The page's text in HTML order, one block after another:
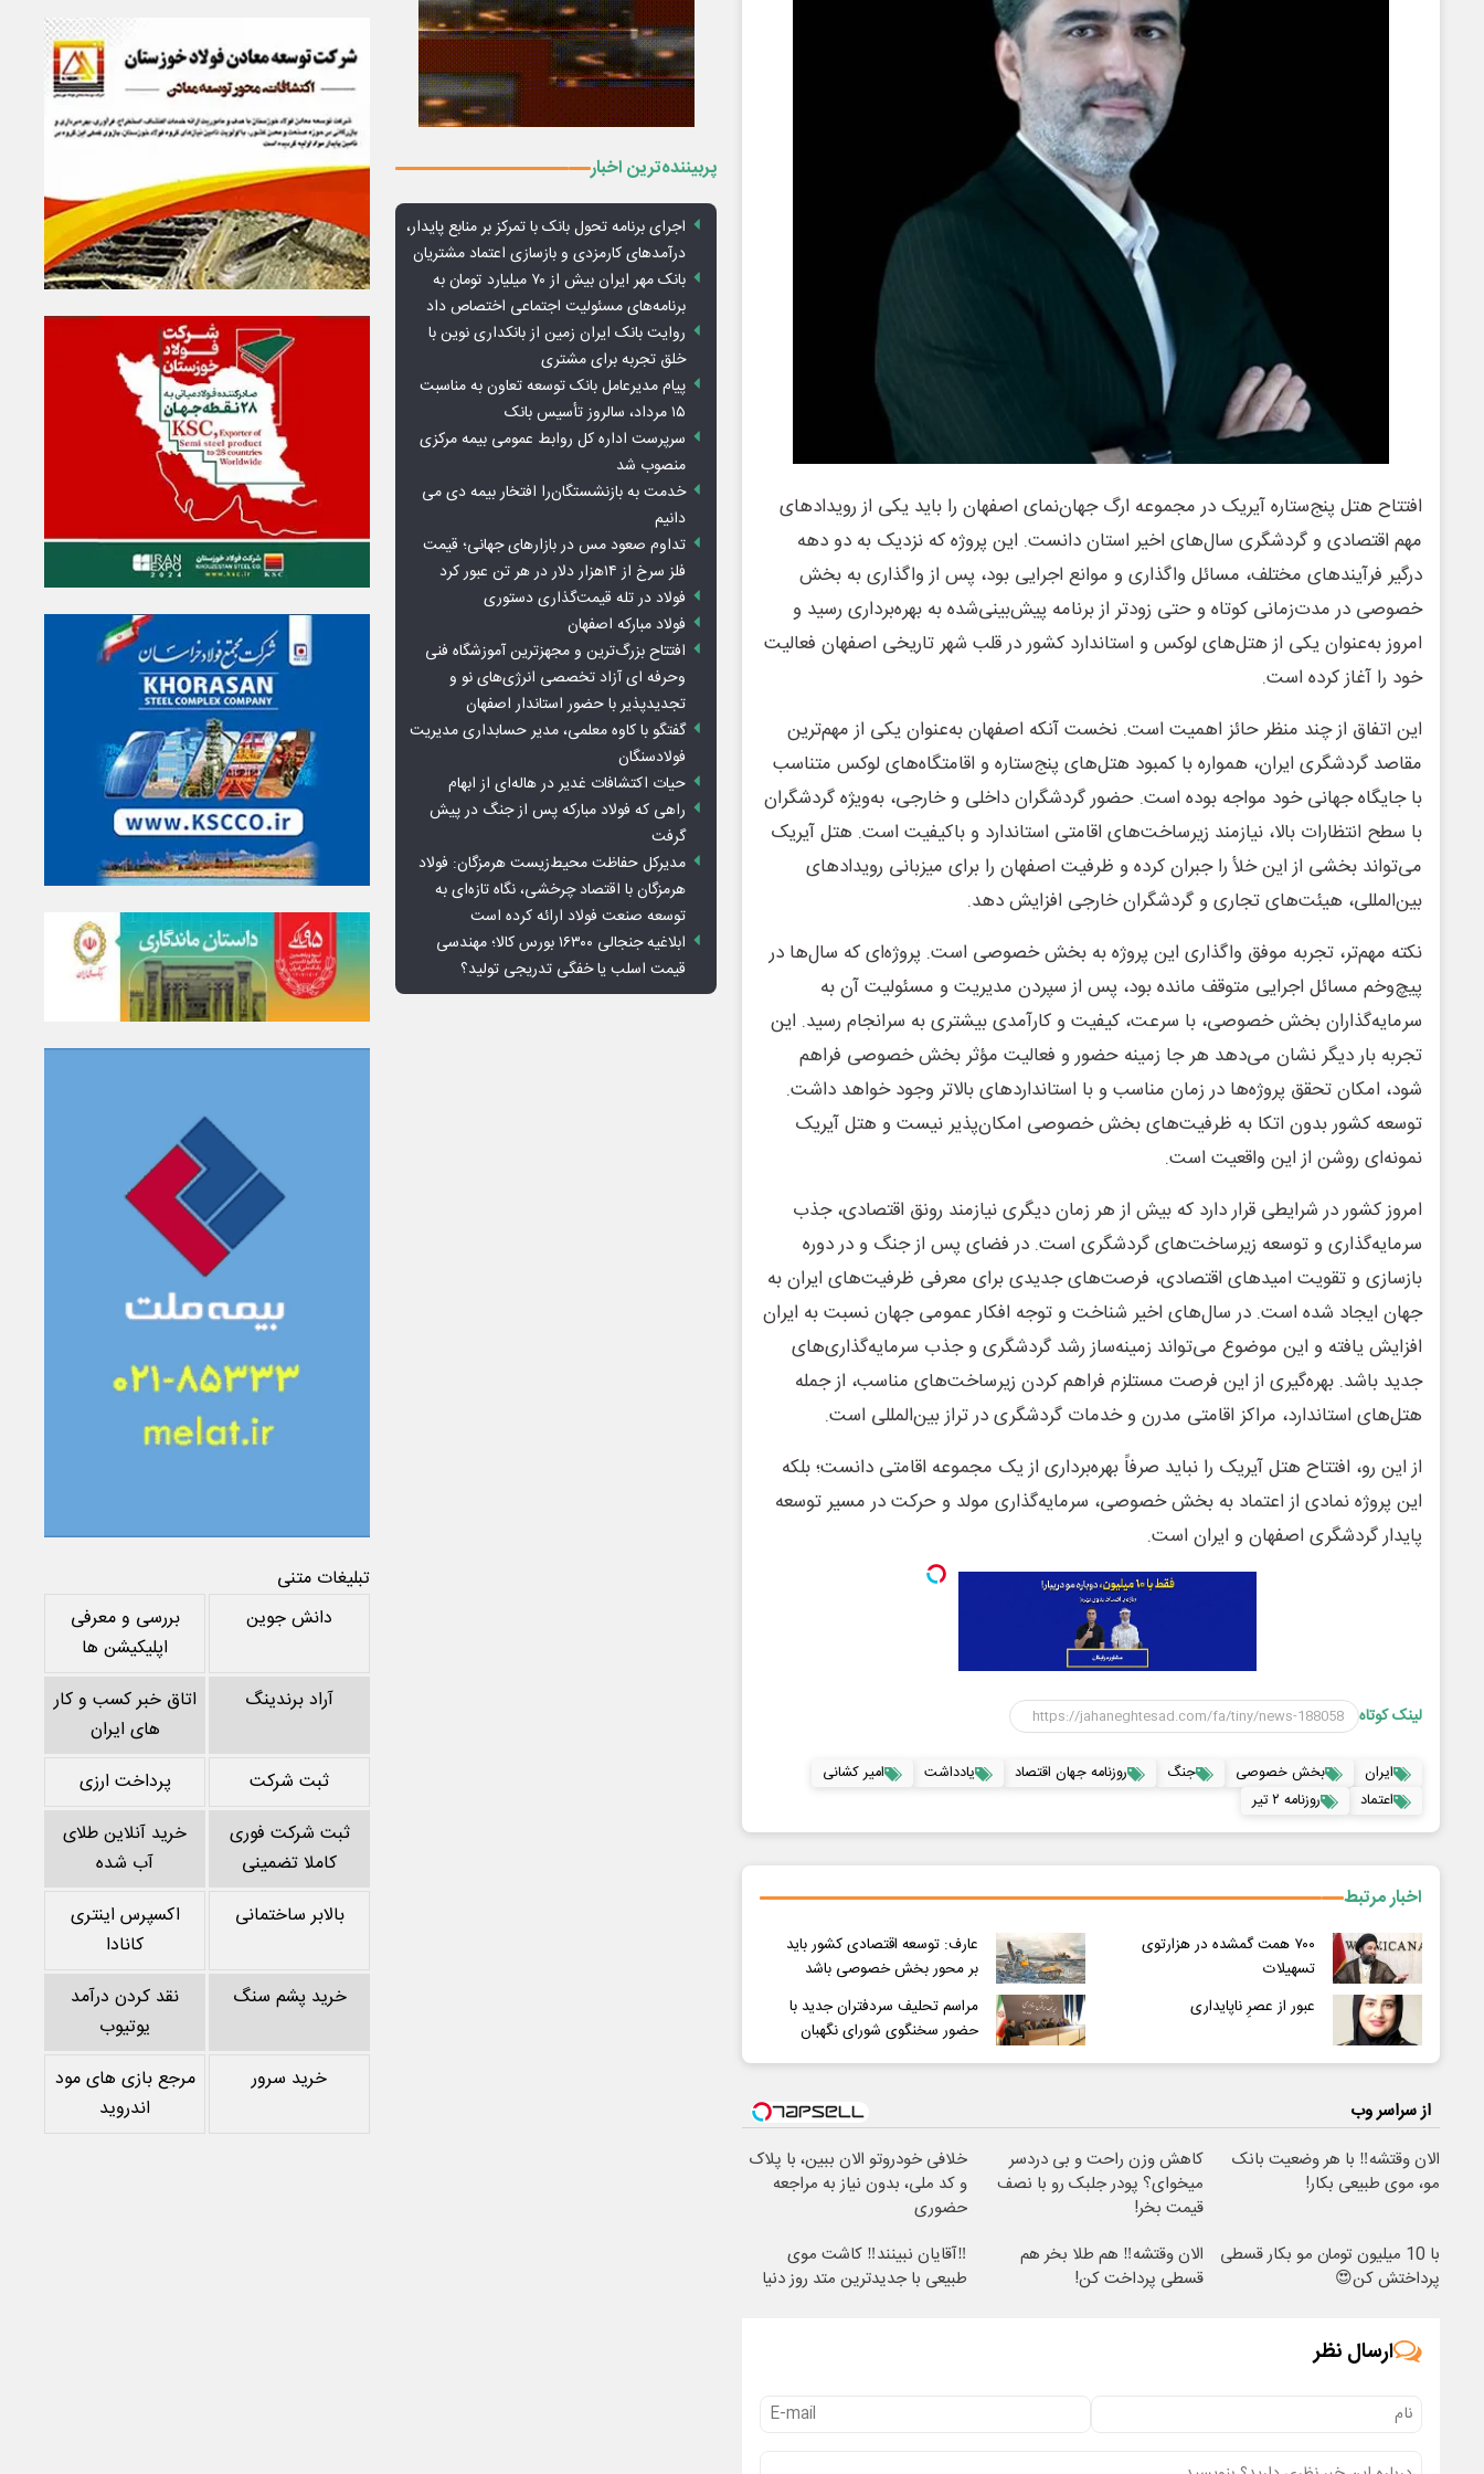
افتتاح هتل پنج‌ستاره آیریک در مجموعه ارگ جهان‌نمای اصفهان را باید یکی از رویدادهای
مهم اقتصادی و گردشگری سال‌های اخیر استان دانست. این پروژه که نزدیک به دو دهه
درگیر فرآیندهای مختلف، مسائل واگذاری و موانع اجرایی بود، پس از واگذاری به بخش
خصوصی در مدت‌زمانی کوتاه و حتی زودتر از برنامه پیش‌بینی‌شده به بهره‌برداری رسید و
امروز به‌عنوان یکی از هتل‌های لوکس و استاندارد کشور در قلب شهر تاریخی اصفهان فعالیت
خود را آغاز کرده است.
این اتفاق از چند منظر حائز اهمیت است. نخست آنکه اصفهان به‌عنوان یکی از مهم‌ترین
مقاصد گردشگری ایران، همواره با کمبود هتل‌های پنج‌ستاره و اقامتگاه‌های لوکس متناسب
با جایگاه جهانی خود مواجه بوده است. حضور گردشگران داخلی و خارجی، به‌ویژه گردشگران
با سطح انتظارات بالا، نیازمند زیرساخت‌های اقامتی استاندارد و باکیفیت است. هتل آیریک
می‌تواند بخشی از این خلأ را جبران کرده و ظرفیت اصفهان را برای میزبانی رویدادهای
بین‌المللی، هیئت‌های تجاری و گردشگران خارجی افزایش دهد.
نکته مهم‌تر، تجربه موفق واگذاری این پروژه به بخش خصوصی است. پروژه‌ای که سال‌ها در
پیچ‌وخم مسائل اجرایی متوقف مانده بود، پس از سپردن مدیریت و مسئولیت آن به
سرمایه‌گذاران بخش خصوصی، با سرعت، کیفیت و کارآمدی بیشتری به سرانجام رسید. این
تجربه بار دیگر نشان می‌دهد هر جا زمینه حضور و فعالیت مؤثر بخش خصوصی فراهم
شود، امکان تحقق پروژه‌ها در زمان مناسب و با استانداردهای بالاتر وجود خواهد داشت.
توسعه کشور بدون اتکا به ظرفیت‌های بخش خصوصی امکان‌پذیر نیست و هتل آیریک
نمونه‌ای روشن از این واقعیت است.
امروز کشور در شرایطی قرار دارد که بیش از هر زمان دیگری نیازمند رونق اقتصادی، جذب
سرمایه‌گذاری و توسعه زیرساخت‌های گردشگری است. در فضای پس از جنگ و در دوره
بازسازی و تقویت امیدهای اقتصادی، فرصت‌های جدیدی برای معرفی ظرفیت‌های ایران به
جهان ایجاد شده است. در سال‌های اخیر شناخت و توجه افکار عمومی جهان نسبت به ایران
افزایش یافته و این موضوع می‌تواند زمینه‌ساز رشد گردشگری و جذب سرمایه‌گذاری‌های
جدید باشد. بهره‌گیری از این فرصت مستلزم فراهم کردن زیرساخت‌های مناسب، از جمله
هتل‌های استاندارد، مراکز اقامتی مدرن و خدمات گردشگری در تراز بین‌المللی است.
از این رو، افتتاح هتل آیریک را نباید صرفاً بهره‌برداری از یک مجموعه اقامتی دانست؛ بلکه
این پروژه نمادی از اعتماد به بخش خصوصی، سرمایه‌گذاری مولد و حرکت در مسیر توسعه
پایدار گردشگری اصفهان و ایران است.
لینک کوتاه
ایران بخش خصوصی جنگ روزنامه جهان اقتصاد یادداشت
امیر کشانی
اعتماد
روزنامه ۲ تیر
اخبار مرتبط
۷۰۰ همت گمشده در هزارتوی
تسهیلات
عارف: توسعه اقتصادی کشور باید
بر محور بخش خصوصی باشد
عبور از عصرِ ناپایداری
مراسم تحلیف سردفتران جدید با
حضور سخنگوی شورای نگهبان
از سراسر وب
الان وقتشه‼️ با هر وضعیت بانک
مو، موی طبیعی بکار!
کاهش وزن راحت و بی دردسر
میخوای؟ پودر جلبک رو با نصف
قیمت بخر!
خلافی خودروتو الان ببین، با پلاک
و کد ملی، بدون نیاز به مراجعه
حضوری
با 10 میلیون تومان مو بکار قسطی
پرداختش کن😍
الان وقتشه‼️ هم طلا بخر هم
قسطی پرداخت کن!
‼️آقایان نبینند‼️ کاشت موی
طبیعی با جدیدترین متد روز دنیا
ارسال نظر
پربیننده‌ترین اخبار
اجرای برنامه تحول بانک با تمرکز بر منابع پایدار،
درآمدهای کارمزدی و بازسازی اعتماد مشتریان
بانک مهر ایران بیش از ۷۰ میلیارد تومان به
برنامه‌های مسئولیت اجتماعی اختصاص داد
روایت بانک ایران زمین از بانکداری نوین با
خلق تجربه برای مشتری
پیام مدیرعامل بانک توسعه تعاون به مناسبت
۱۵ مرداد، سالروز تأسیس بانک
سرپرست اداره کل روابط عمومی بیمه مرکزی
منصوب شد
خدمت به بازنشستگان‌را افتخار بیمه دی می
دانیم
تداوم صعود مس در بازارهای جهانی؛ قیمت
فلز سرخ از ۱۴هزار دلار در هر تن عبور کرد
فولاد در تله قیمت‌گذاری دستوری
فولاد مبارکه اصفهان
افتتاح بزرگ‌ترین و مجهزترین آموزشگاه فنی
وحرفه ای آزاد تخصصی انرژی‌های نو و
تجدیدپذیر با حضور استاندار اصفهان
گفتگو با کاوه معلمی، مدیر حسابداری مدیریت
فولادسنگان
حیات اکتشافات غدیر در هاله‌ای از ابهام
راهی که فولاد مبارکه پس از جنگ در پیش
گرفت
مدیرکل حفاظت محیط‌زیست هرمزگان: فولاد
هرمزگان با اقتصاد چرخشی، نگاه تازه‌ای به
توسعه صنعت فولاد ارائه کرده است
ابلاغیه جنجالی ۱۶۳۰۰ بورس کالا؛ مهندسی
قیمت اسلب یا خفگی تدریجی تولید؟
تبلیغات متنی
دانش جوین
بررسی و معرفی
اپلیکیشن ها
آراد برندینگ
اتاق خبر کسب و کار
های ایران
ثبت شرکت
پرداخت ارزی
ثبت شرکت فوری
کاملا تضمینی
خرید آنلاین طلای
آب شده
بالابر ساختمانی
اکسپرس اینتری
کانادا
خرید پشم سنگ
نقد کردن درآمد
یوتیوب
خرید سرور
مرجع بازی های مود
اندروید